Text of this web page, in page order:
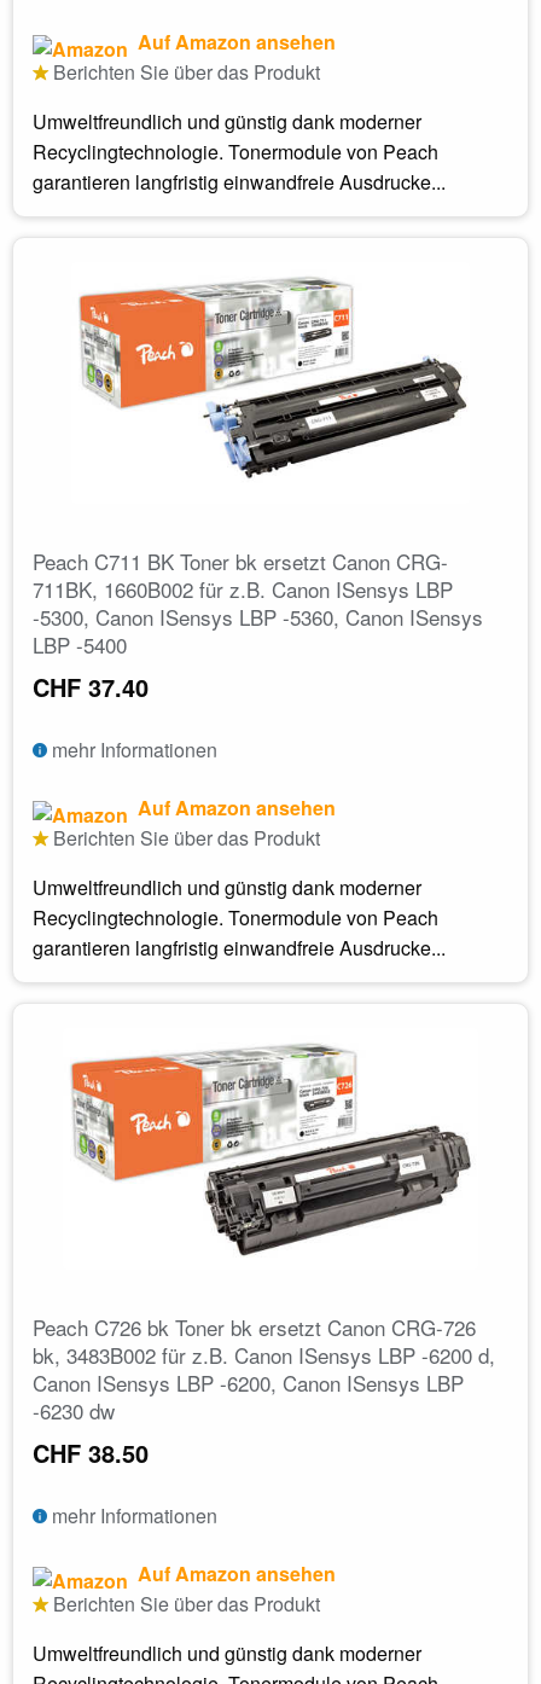
Auf Amazon ansehen
Berichten Sie über das Produkt
Umweltfreundlich und günstig dank moderner
Recyclingtechnologie. Tonermodule von Peach
garantieren langfristig einwandfreie Ausdrucke...
Peach C711 BK Toner bk ersetzt Canon CRG-
711BK, 1660B002 für z.B. Canon ISensys LBP
-5300, Canon ISensys LBP -5360, Canon ISensys
LBP -5400
CHF 37.40
mehr Informationen
Auf Amazon ansehen
Berichten Sie über das Produkt
Umweltfreundlich und günstig dank moderner
Recyclingtechnologie. Tonermodule von Peach
garantieren langfristig einwandfreie Ausdrucke...
Peach C726 bk Toner bk ersetzt Canon CRG-726
bk, 3483B002 für z.B. Canon ISensys LBP -6200 d,
Canon ISensys LBP -6200, Canon ISensys LBP
-6230 dw
CHF 38.50
mehr Informationen
Auf Amazon ansehen
Berichten Sie über das Produkt
Umweltfreundlich und günstig dank moderner